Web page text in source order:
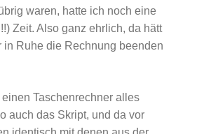
waren, hatte ich noch eine
Zeit. Also ganz ehrlich, da hätt
in Ruhe die Rechnung beenden
Taschenrechner alles
auch das Skript, und da vor